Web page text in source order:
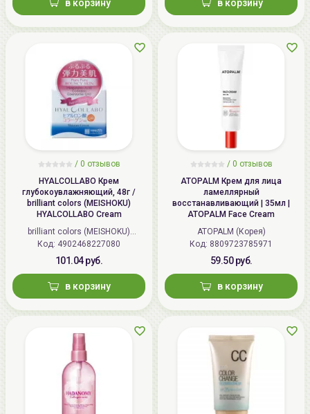
в корзину в корзину
/ 0 отзывов
HYALCOLLABO Крем
глубокоувлажняющий, 48г /
brilliant colors (MEISHOKU)
HYALCOLLABO Cream
brilliant colors (MEISHOKU)
(Япония)
Код: 4902468227080
101.04 руб.
в корзину
/ 0 отзывов
ATOPALM Крем для лица
ламеллярный
восстанавливающий | 35мл |
ATOPALM Face Cream
ATOPALM (Корея)
Код: 8809723785971
59.50 руб.
в корзину